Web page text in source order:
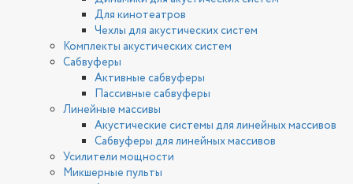
Для кинотеатров
Чехлы для акустических систем
Комплекты акустических систем
Сабвуферы
Активные сабвуферы
Пассивные сабвуферы
Линейные массивы
Акустические системы для линейных массивов
Сабвуферы для линейных массивов
Усилители мощности
Микшерные пульты